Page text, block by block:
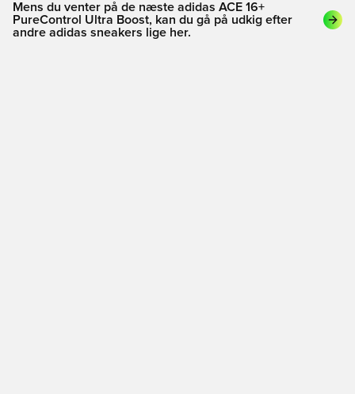
Mens du venter på de næste adidas ACE 16+
PureControl Ultra Boost, kan du gå på udkig efter
andre adidas sneakers lige her.